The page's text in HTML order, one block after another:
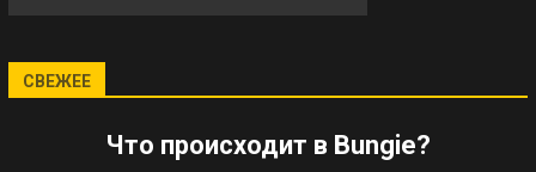
СВЕЖЕЕ
Что происходит в Bungie?